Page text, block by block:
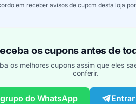
em receber avisos de cupom desta loja
os cupons antes de
os melhores cupons assim que eles
conferir.
do WhatsApp